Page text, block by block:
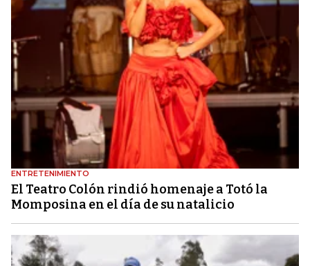
ENTRETENIMIENTO
El Teatro Colón rindió homenaje a Totó la
Momposina en el día de su natalicio